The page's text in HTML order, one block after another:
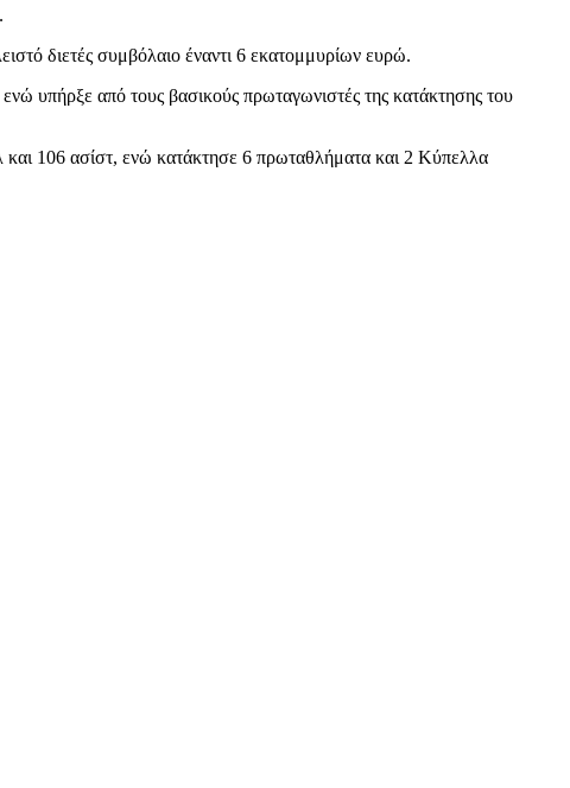
διετές συμβόλαιο έναντι 6 εκατομμυρίων ευρώ.
υπήρξε από τους βασικούς πρωταγωνιστές της κατάκτησης του
106 ασίστ, ενώ κατάκτησε 6 πρωταθλήματα και 2 Κύπελλα